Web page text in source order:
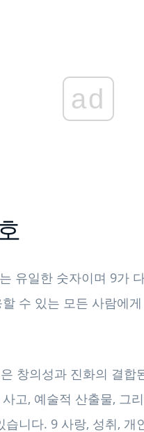
ad
유일한 숫자이며 9가
수 있는 모든 사람에
창의성과 진화의 결합
고, 예술적 산출물, 그
니다. 9 사랑, 성취, 개